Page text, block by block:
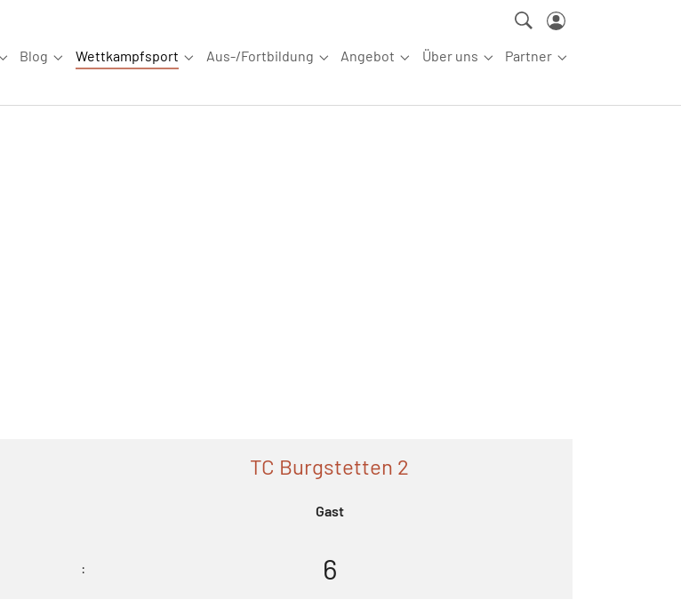
Submenu for "News"
Blog
Submenu for "Blog"
Wettkampfsport
Submenu for "Wettkampfsport"
Aus-/Fortbildung
Submenu for "Aus-/Fortbildung"
Angebot
Submenu for "Angebot"
Über uns
Submenu for "Über uns"
Partner
Submenu for
TC Burgstetten 2
Gast
: 6